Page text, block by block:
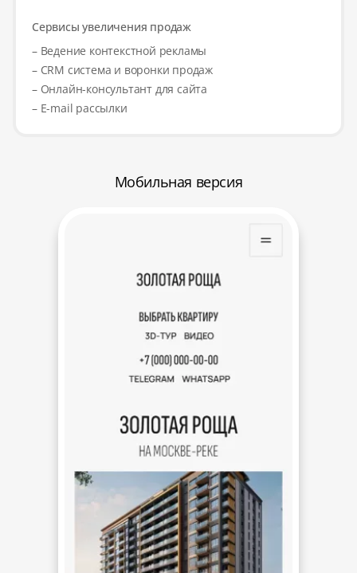
Сервисы увеличения продаж
– Ведение контекстной рекламы
– CRM система и воронки продаж
– Онлайн-консультант для сайта
– E-mail рассылки
Мобильная версия